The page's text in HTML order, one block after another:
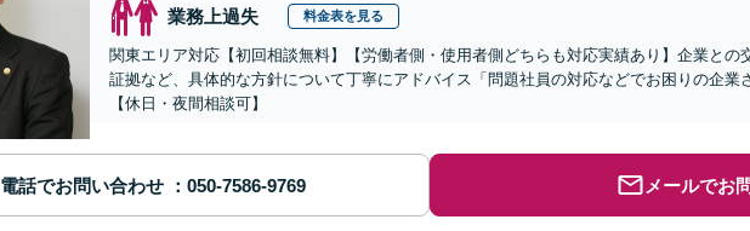
業務上過失 料金表を見る
関東エリア対応【初回相談無料】【労働者側・使用者側どちらも対応実績あり】企業との
証拠など、具体的な方針について丁寧にアドバイス「問題社員の対応などでお困りの企業
【休日・夜間相談可】
電話でお問い合わせ メールでお